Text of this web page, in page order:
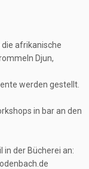
afrikanische
Djun,
werden gestellt.
in bar an den
in der Bücherei an: